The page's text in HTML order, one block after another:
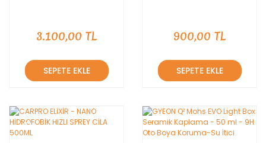
3.100,00 TL
SEPETE EKLE
900,00 TL
SEPETE EKLE
YENİ